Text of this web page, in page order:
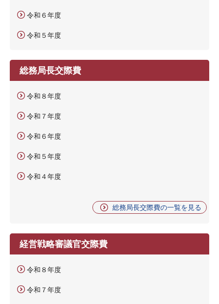
令和６年度
令和５年度
総務局長交際費
令和８年度
令和７年度
令和６年度
令和５年度
令和４年度
総務局長交際費の一覧を見る
経営戦略審議官交際費
令和８年度
令和７年度